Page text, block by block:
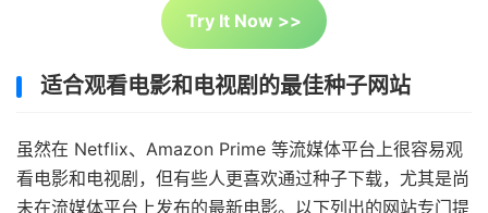
Try It Now >>
适合观看电影和电视剧的最佳种子网站
虽然在 Netflix、Amazon Prime 等流媒体平台上很容易观
看电影和电视剧，但有些人更喜欢通过种子下载，尤其是尚
未在流媒体平台上发布的最新电影。以下列出的网站专门提